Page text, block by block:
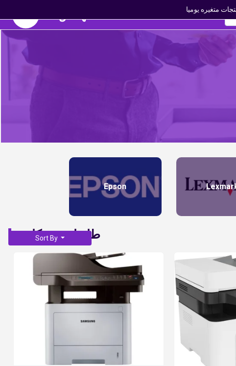
متغيره يوميا
Epson
طابعات وسكانرز
Sort By